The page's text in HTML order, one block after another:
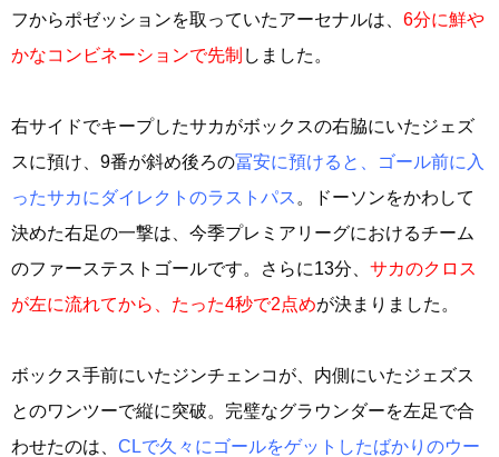
フからポゼッションを取っていたアーセナルは、 6分に鮮や
かなコンビネーションで先制 しました。
右サイドでキープしたサカがボックスの右脇にいたジェズ
スに預け、9番が斜め後ろの冨安に預けると、ゴール前に入
ったサカにダイレクトのラストパス 。ドーソンをかわして
決めた右足の一撃は、今季プレミアリーグにおけるチーム
のファーステストゴールです。さらに13分、 サカのクロス
が左に流れてから、たった4秒で2点めが決まりました。
ボックス手前にいたジンチェンコが、内側にいたジェズス
とのワンツーで縦に突破。完璧なグラウンダーを左足で合
わせたのは、 CLで久々にゴールをゲットしたばかりのウー